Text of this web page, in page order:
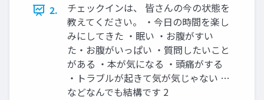
2.
チェックインは、 皆さんの今の状態を
教えてください。 ・今日の時間を楽し
みにしてきた ・眠い ・お腹がすい
た・お腹がいっぱい ・質問したいこと
がある ・本が気になる ・頭痛がする
・トラブルが起きて気が気じゃない …
などなんでも結構です 2